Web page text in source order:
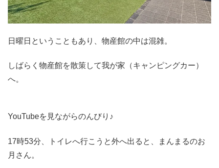
日曜日ということもあり、物産館の中は混雑。
しばらく物産館を散策して我が家（キャンピングカー）
へ。
YouTubeを見ながらのんびり♪
17時53分、トイレへ行こうと外へ出ると、まんまるのお
月さん。